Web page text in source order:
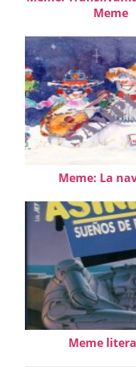
Meme
Meme: La
Meme